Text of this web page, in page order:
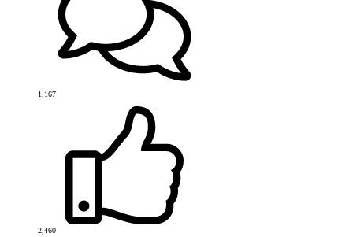
1,167
2,460